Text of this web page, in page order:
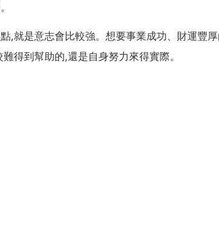
,就是意志會比較強。想要事業成功、財運豐
得到幫助的,還是自身努力來得實際。